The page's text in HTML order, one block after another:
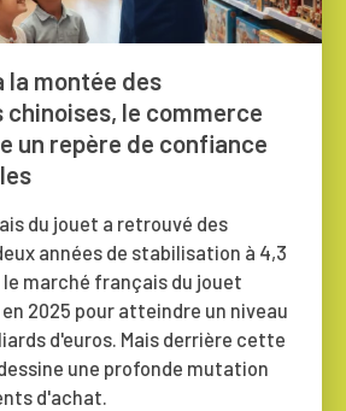
montée des
le commerce
un repère de confiance
du jouet a retrouvé des
années de stabilisation à 4,3
marché français du jouet
en 2025 pour atteindre un niveau
d'euros. Mais derrière cette
une profonde mutation
d'achat.